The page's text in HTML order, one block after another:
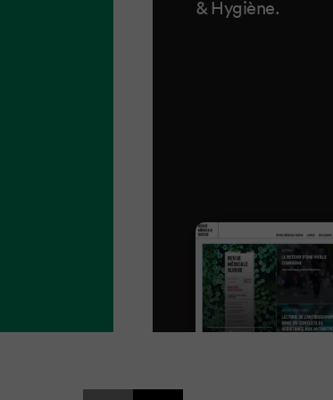
& Hygiène.
Mehr erfahren